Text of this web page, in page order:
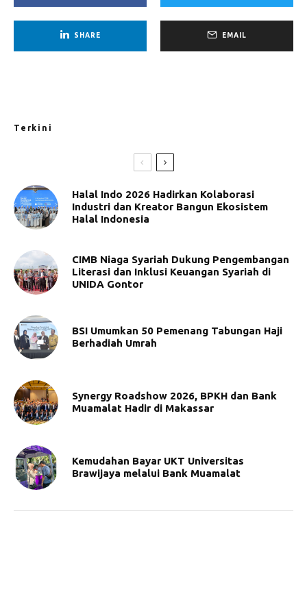
SHARE EMAIL
Terkini
Halal Indo 2026 Hadirkan Kolaborasi
Industri dan Kreator Bangun Ekosistem
Halal Indonesia
CIMB Niaga Syariah Dukung Pengembangan
Literasi dan Inklusi Keuangan Syariah di
UNIDA Gontor
BSI Umumkan 50 Pemenang Tabungan Haji
Berhadiah Umrah
Synergy Roadshow 2026, BPKH dan Bank
Muamalat Hadir di Makassar
Kemudahan Bayar UKT Universitas
Brawijaya melalui Bank Muamalat